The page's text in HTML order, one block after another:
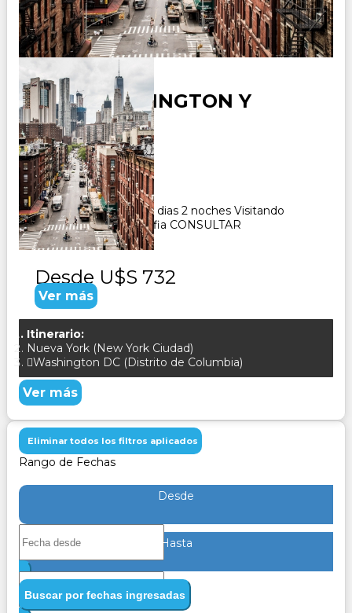
USA - WASHINGTON Y
AMISH
Duración:
3Días2Noches
Paquete Turistico de 3 dias 2 noches Visitando
Washington y Philadelfia CONSULTAR
Desde U$S 732
Ver más
Itinerario:
Nueva York (New York Ciudad)
Washington DC (Distrito de Columbia)
Ver más
Eliminar todos los filtros aplicados
Rango de Fechas
Desde
Hasta
Buscar por fechas ingresadas